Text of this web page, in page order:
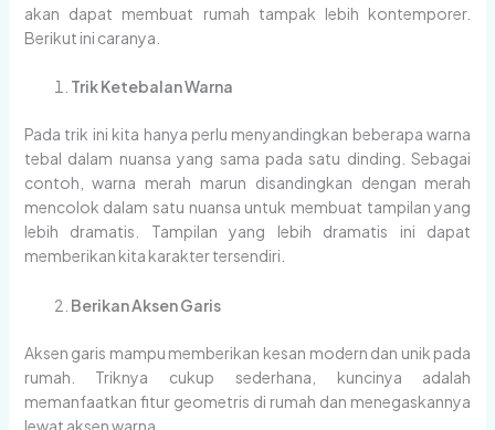
akan dapat membuat rumah tampak lebih kontemporer.
Berikut ini caranya.
Trik Ketebalan Warna
Pada trik ini kita hanya perlu menyandingkan beberapa warna
tebal dalam nuansa yang sama pada satu dinding. Sebagai
contoh, warna merah marun disandingkan dengan merah
mencolok dalam satu nuansa untuk membuat tampilan yang
lebih dramatis. Tampilan yang lebih dramatis ini dapat
memberikan kita karakter tersendiri.
Berikan Aksen Garis
Aksen garis mampu memberikan kesan modern dan unik pada
rumah. Triknya cukup sederhana, kuncinya adalah
memanfaatkan fitur geometris di rumah dan menegaskannya
lewat aksen warna.